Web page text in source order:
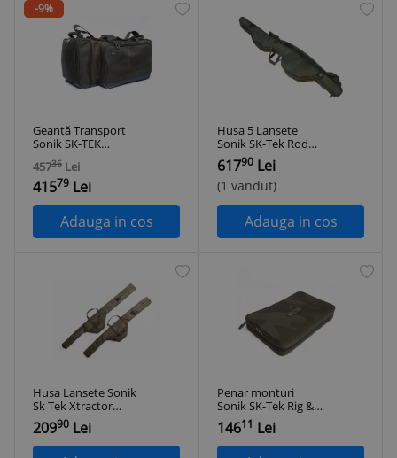
-9%
Geantă Transport
Sonik SK-TEK
Carryall - M -
Medium
45736 Lei
41579 Lei
Adauga in cos
Husa 5 Lansete
Sonik SK-Tek Rod
Compact 13FT
61790 Lei
(1 vandut)
Adauga in cos
Husa Lansete Sonik
Sk Tek Xtractor
Rodsleeve 9
20990 Lei
Penar monturi
Sonik SK-Tek Rig &
Bits Wallet
14611 Lei